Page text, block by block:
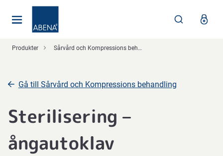
Produkter Sårvård och Kompressions behandling
Gå till Sårvård och Kompressions behandling
Sterilisering –
ångautoklav